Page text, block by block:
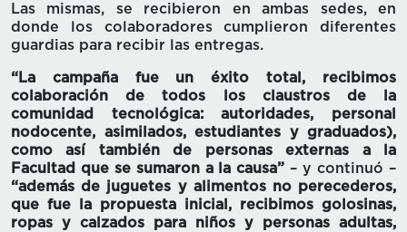
Las mismas, se recibieron en ambas sedes, en
donde los colaboradores cumplieron diferentes
guardias para recibir las entregas.
“La campaña fue un éxito total, recibimos
colaboración de todos los claustros de la
comunidad tecnológica: autoridades, personal
nodocente, asimilados, estudiantes y graduados),
como así también de personas externas a la
Facultad que se sumaron a la causa” – y continuó –
“además de juguetes y alimentos no perecederos,
que fue la propuesta inicial, recibimos golosinas,
ropas y calzados para niños y personas adultas,